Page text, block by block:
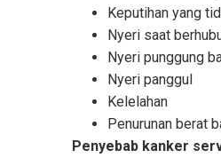
Keputihan yang
Nyeri saat
Nyeri punggung
Nyeri panggul
Kelelahan
Penurunan berat
Penyebab kanker